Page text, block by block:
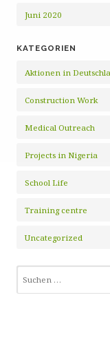
Juni 2020
KATEGORIEN
Aktionen in
Construction Work
Medical Outreach
Projects in Nigeria
School Life
Training centre
Uncategorized